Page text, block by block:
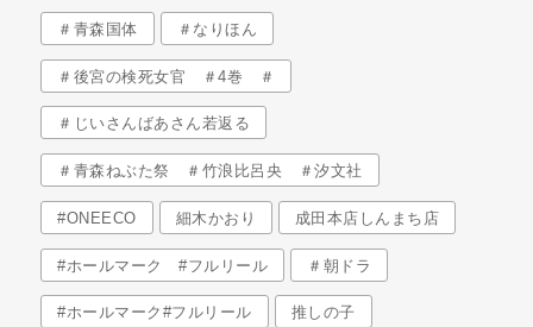
＃青森国体 ＃なりほん
＃後宮の検死女官 ＃4巻 ＃
＃じいさんばあさん若返る
＃青森ねぶた祭 ＃竹浪比呂央 ＃汐文社
#ONEECO 細木かおり 成田本店しんまち店
#ホールマーク #フルリール ＃朝ドラ
#ホールマーク#フルリール 推しの子